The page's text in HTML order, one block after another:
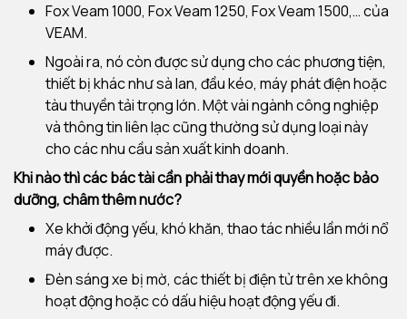
Fox Veam 1000, Fox Veam 1250, Fox Veam 1500,… của
VEAM.
Ngoài ra, nó còn được sử dụng cho các phương tiện,
thiết bị khác như sà lan, đầu kéo, máy phát điện hoặc
tàu thuyền tải trọng lớn.Một vài ngành công nghiệp
và thông tin liên lạc cũng thường sử dụng loại này
cho các nhu cầu sản xuất kinh doanh.
Khi nào thì các bác tài cần phải thay mới quyền hoặc bảo
dưỡng, châm thêm nước?
Xe khởi động yếu, khó khăn, thao tác nhiều lần mới nổ
máy được.
Đèn sáng xe bị mờ, các thiết bị điện tử trên xe không
hoạt động hoặc có dấu hiệu hoạt động yếu đi.